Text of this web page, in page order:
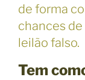
de forma
chances
leilão falso.
Tem